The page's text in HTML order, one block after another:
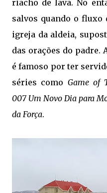
riacho de lava. No
salvos quando o fluxo
igreja da aldeia,
das orações do padre.
é famoso por ter
séries como Game of
007 Um Novo Dia para
da Força.